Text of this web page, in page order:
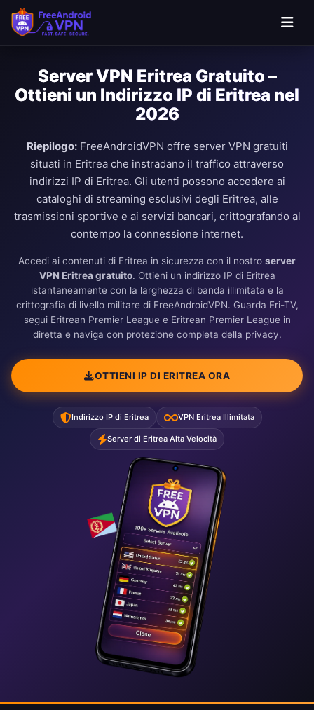
Server VPN Eritrea Gratuito –
Ottieni un Indirizzo IP di Eritrea nel
2026
Riepilogo:FreeAndroidVPN offre server VPN gratuiti
situati in Eritrea che instradano il traffico attraverso
indirizzi IP di Eritrea. Gli utenti possono accedere ai
cataloghi di streaming esclusivi degli Eritrea, alle
trasmissioni sportive e ai servizi bancari, crittografando al
contempo la connessione internet.
Accedi ai contenuti di Eritrea in sicurezza con il nostro server
VPN Eritrea gratuito. Ottieni un indirizzo IP di Eritrea
istantaneamente con la larghezza di banda illimitata e la
crittografia di livello militare di FreeAndroidVPN. Guarda Eri-TV,
segui Eritrean Premier League e Eritrean Premier League in
diretta e naviga con protezione completa della privacy.
OTTIENI IP DI ERITREA ORA
Indirizzo IP di Eritrea VPN Eritrea Illimitata
Server di Eritrea Alta Velocità